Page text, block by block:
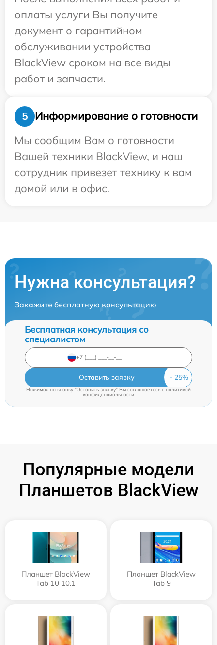
оплаты услуги Вы получите
документ о гарантийном
обслуживании устройства
BlackView сроком на все виды
работ и запчасти.
5
Информирование о готовности
Мы сообщим Вам о готовности
Вашей техники BlackView, и наш
сотрудник привезет технику к вам
домой или в офис.
Нужна консультация?
Закажите бесплатную консультацию
Бесплатная консультация со
специалистом
Оставить заявку
Нажимая на кнопку "Оставить заявку" Вы соглашаетесь cполитикой
конфиденциальности
Популярные модели
Планшетов BlackView
Планшет BlackView
Tab 10 10.1
Планшет BlackView
Tab 9